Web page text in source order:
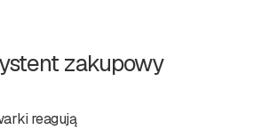
zakupowy
reagują